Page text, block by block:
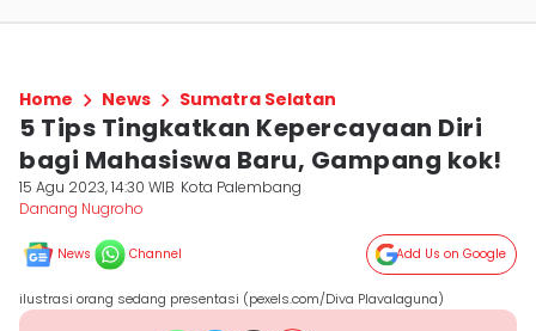
Home News Sumatra Selatan
5 Tips Tingkatkan Kepercayaan Diri
bagi Mahasiswa Baru, Gampang kok!
15 Agu 2023, 14:30 WIB Kota Palembang
Danang Nugroho
News Channel Add Us on Google
ilustrasi orang sedang presentasi (pexels.com/Diva Plavalaguna)